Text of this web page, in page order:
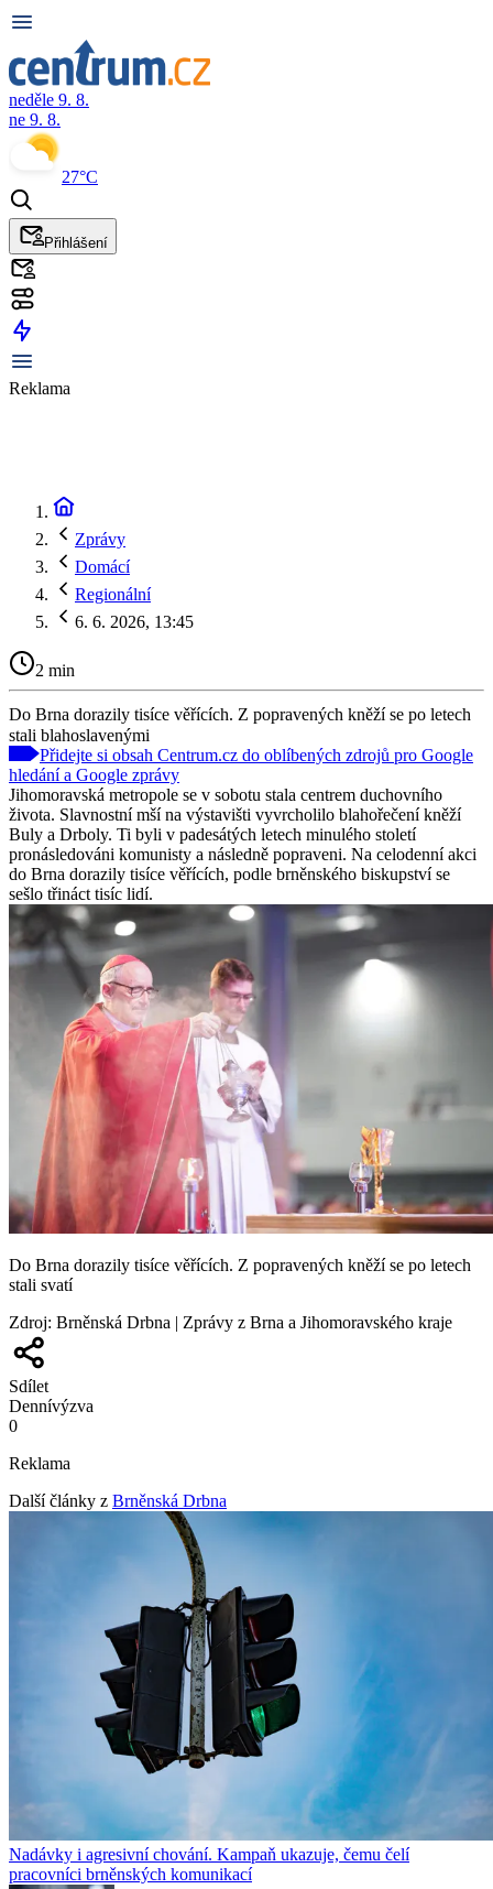
neděle 9. 8.
ne 9. 8.
27°C
Přihlášení
Reklama
Zprávy
Domácí
Regionální
6. 6. 2026, 13:45
2 min
Do Brna dorazily tisíce věřících. Z popravených kněží se po letech
stali blahoslavenými
Přidejte si obsah Centrum.cz do oblíbených zdrojů pro Google
hledání a Google zprávy
Jihomoravská metropole se v sobotu stala centrem duchovního
života. Slavnostní mší na výstavišti vyvrcholilo blahořečení kněží
Buly a Drboly. Ti byli v padesátých letech minulého století
pronásledováni komunisty a následně popraveni. Na celodenní akci
do Brna dorazily tisíce věřících, podle brněnského biskupství se
sešlo třináct tisíc lidí.
Do Brna dorazily tisíce věřících. Z popravených kněží se po letech
stali svatí
Zdroj: Brněnská Drbna | Zprávy z Brna a Jihomoravského kraje
Sdílet
Dennívýzva
0
Reklama
Další články z Brněnská Drbna
Nadávky i agresivní chování. Kampaň ukazuje, čemu čelí
pracovníci brněnských komunikací